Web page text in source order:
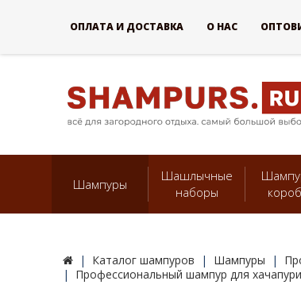
Шампуры
Шашлычные
наборы
Каталог шампуров Шампуры
Профессиональный шампур для
ОПЛАТА И ДОСТАВКА О НАС